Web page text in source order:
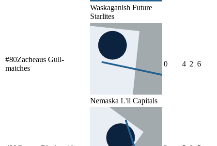
Waskaganish Future
Starlites
#80Zacheaus Gull-
matches
Nemaska L'il Capitals
0 4 2 6